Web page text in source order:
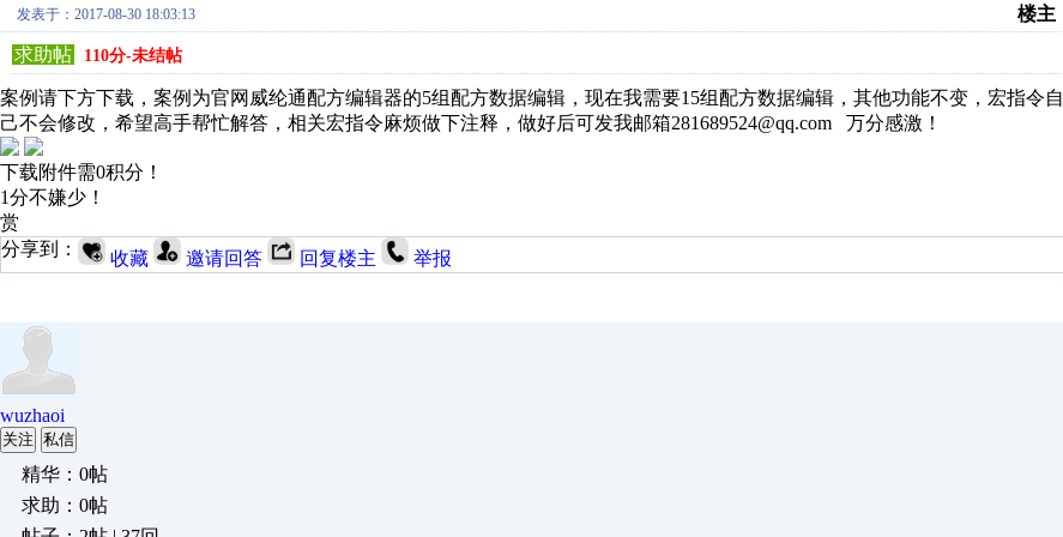
发表于：2017-08-30 18:03:13
楼主
求助帖
110分-未结帖
案例请下方下载，案例为官网威纶通配方编辑器的5组配方数据编辑，现在我需要15组配方数据编辑，其他功能不变，宏指令自
己不会修改，希望高手帮忙解答，相关宏指令麻烦做下注释，做好后可发我邮箱281689524@qq.com 万分感激！
下载附件需0积分！
1分不嫌少！
赏
分享到：
收藏 邀请回答 回复楼主 举报
wuzhaoi
关注 私信
精华：0帖
求助：0帖